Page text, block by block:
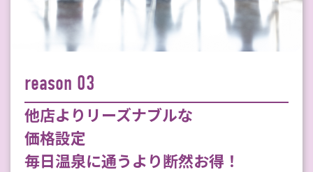
reason 03
他店よりリーズナブルな
価格設定
毎日温泉に通うより断然お得！